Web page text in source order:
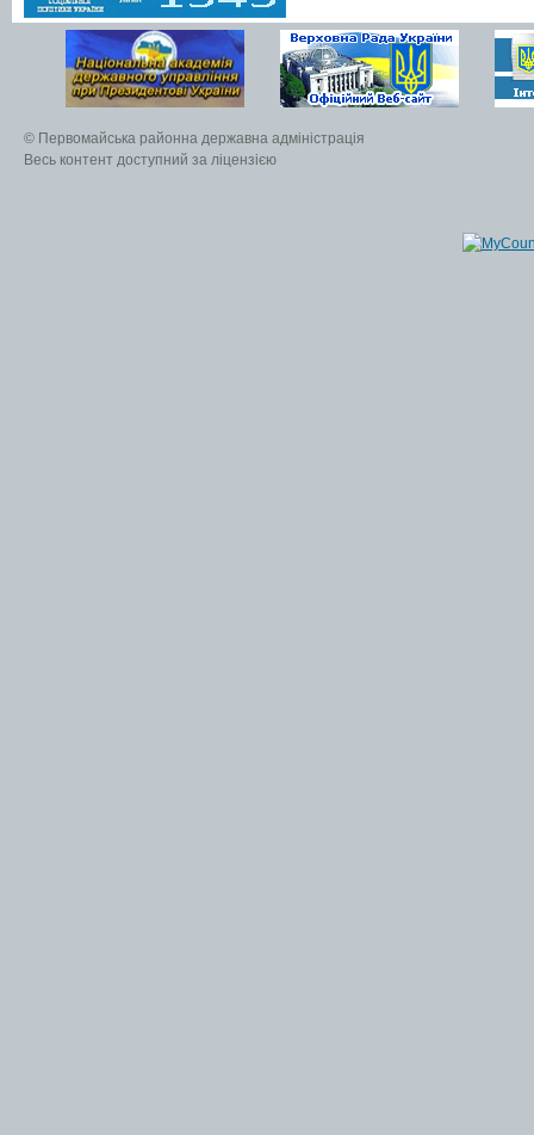
© Первомайська районна державна адміністрація
Весь контент доступний за ліцензією